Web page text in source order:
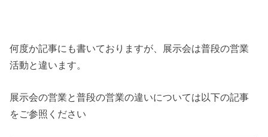
何度か記事にも書いておりますが、展示会は普段の営業
活動と違います。
展示会の営業と普段の営業の違いについては以下の記事
をご参照ください